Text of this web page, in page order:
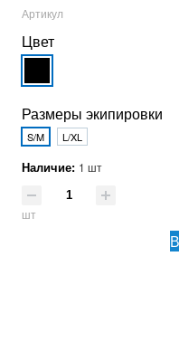
Артикул
Цвет
Размеры экипировки
S/M L/XL
Наличие: 1 шт
шт